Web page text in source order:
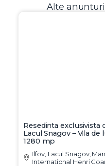
Alte
Resedinta exclusivista
Lacul Snagov – Vila
1280 mp
Ilfov, Lacul Snagov,
International Henri